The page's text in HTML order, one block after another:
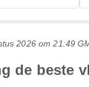
2026 om 21:49
de beste